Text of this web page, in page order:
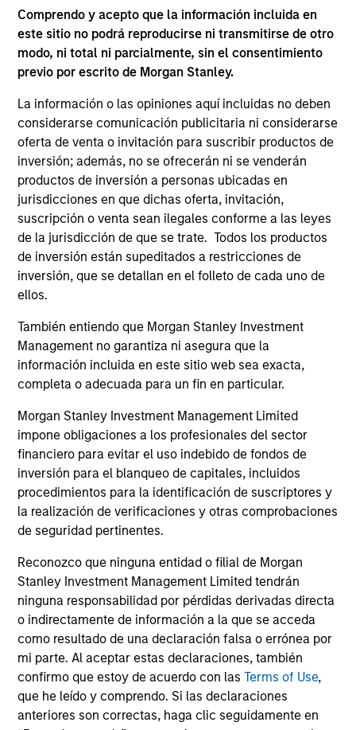
Comprendo y acepto que la información incluida en
este sitio no podrá reproducirse ni transmitirse de otro
modo, ni total ni parcialmente, sin el consentimiento
previo por escrito de Morgan Stanley.
La información o las opiniones aquí incluidas no deben
considerarse comunicación publicitaria ni considerarse
oferta de venta o invitación para suscribir productos de
inversión; además, no se ofrecerán ni se venderán
productos de inversión a personas ubicadas en
jurisdicciones en que dichas oferta, invitación,
suscripción o venta sean ilegales conforme a las leyes
de la jurisdicción de que se trate. Todos los productos
de inversión están supeditados a restricciones de
inversión, que se detallan en el folleto de cada uno de
ellos.
También entiendo que Morgan Stanley Investment
Management no garantiza ni asegura que la
información incluida en este sitio web sea exacta,
completa o adecuada para un fin en particular.
Morgan Stanley Investment Management Limited
impone obligaciones a los profesionales del sector
financiero para evitar el uso indebido de fondos de
inversión para el blanqueo de capitales, incluidos
procedimientos para la identificación de suscriptores y
la realización de verificaciones y otras comprobaciones
de seguridad pertinentes.
Reconozco que ninguna entidad o filial de Morgan
Stanley Investment Management Limited tendrán
ninguna responsabilidad por pérdidas derivadas directa
o indirectamente de información a la que se acceda
como resultado de una declaración falsa o errónea por
mi parte. Al aceptar estas declaraciones, también
confirmo que estoy de acuerdo con lasTerms of Use,
que he leído y comprendo. Si las declaraciones
anteriores son correctas, haga clic seguidamente en
Gestores del fondo
Andrew Slimmon
Managing Director
Profesionales de inversión
Leslie Delany
Executive Director
Steven Tittsworth
Vice President
Hannah Garriga
Senior Associate